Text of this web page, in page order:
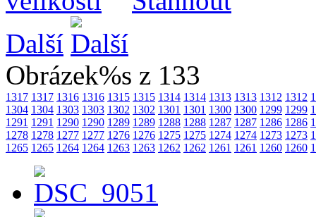
Další
Obrázek%s z 133
1317 1317 1316 1316 1315 1315 1314 1314 1313 1313 1312 1312
1304 1304 1303 1303 1302 1302 1301 1301 1300 1300 1299 1299
1291 1291 1290 1290 1289 1289 1288 1288 1287 1287 1286 1286
1278 1278 1277 1277 1276 1276 1275 1275 1274 1274 1273 1273
1265 1265 1264 1264 1263 1263 1262 1262 1261 1261 1260 1260